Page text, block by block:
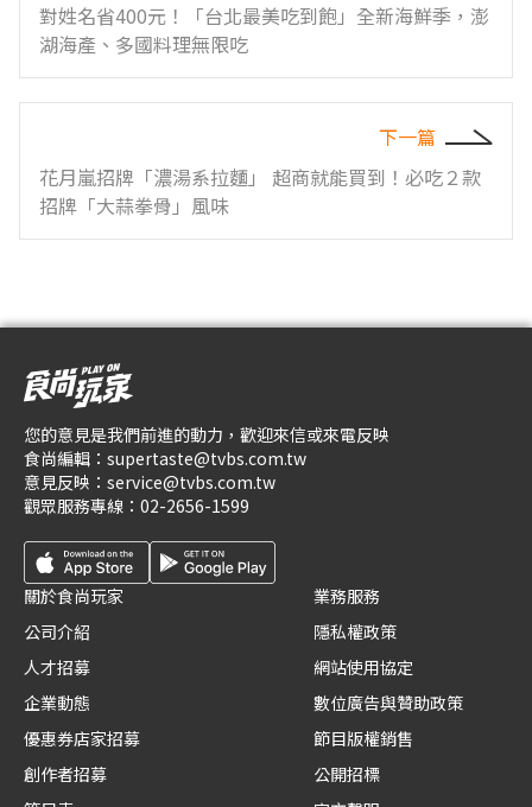
對姓名省400元！「台北最美吃到飽」全新海鮮季，澎
湖海產、多國料理無限吃
下一篇
花月嵐招牌「濃湯系拉麵」 超商就能買到！必吃２款
招牌「大蒜拳骨」風味
您的意見是我們前進的動力，歡迎來信或來電反映
食尚編輯： supertaste@tvbs.com.tw
意見反映： service@tvbs.com.tw
觀眾服務專線： 02-2656-1599
關於食尚玩家
公司介紹
人才招募
企業動態
優惠券店家招募
創作者招募
業務服務
隱私權政策
網站使用協定
數位廣告與贊助政策
節目版權銷售
公開招標